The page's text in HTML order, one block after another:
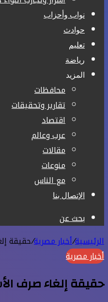
نواب وأحزاب
حوادث
تعليم
رياضة
المزيد
محافظات
تقارير وتحقيقات
اقتصاد
عرب وعالم
مقالات
منوعات
مع الناس
الإتصال بنا
بحث عن
الرئيسية/أخبار مصرية/حقيقة
أخبار مصرية
حقيقة إلغاء صرف